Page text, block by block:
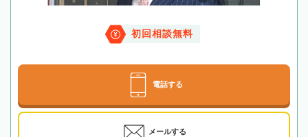
初回相談無料
電話する
メールする